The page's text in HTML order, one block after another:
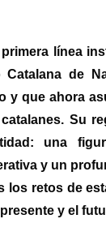
línea
Catalana de
y que ahora
Su
una
y un
los retos de
y el